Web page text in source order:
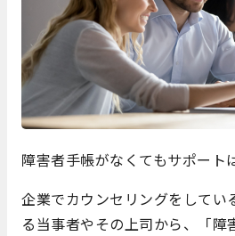
障害者手帳がなくてもサポート
企業でカウンセリングをしてい
る当事者やその上司から、「障